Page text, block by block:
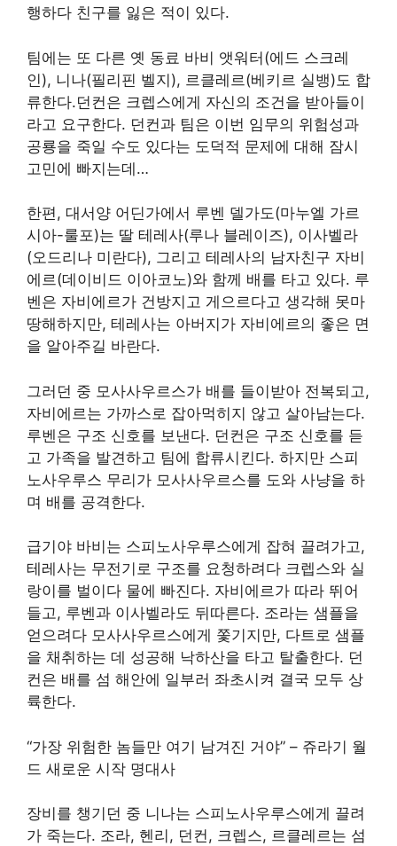
행하다 친구를 잃은 적이 있다.
팀에는 또 다른 옛 동료 바비 앳워터(에드 스크레
인), 니나(필리핀 벨지), 르클레르(베키르 실뱅)도 합
류한다.던컨은 크렙스에게 자신의 조건을 받아들이
라고 요구한다. 던컨과 팀은 이번 임무의 위험성과
공룡을 죽일 수도 있다는 도덕적 문제에 대해 잠시
고민에 빠지는데…
한편, 대서양 어딘가에서 루벤 델가도(마누엘 가르
시아-룰포)는 딸 테레사(루나 블레이즈), 이사벨라
(오드리나 미란다), 그리고 테레사의 남자친구 자비
에르(데이비드 이아코노)와 함께 배를 타고 있다. 루
벤은 자비에르가 건방지고 게으르다고 생각해 못마
땅해하지만, 테레사는 아버지가 자비에르의 좋은 면
을 알아주길 바란다.
그러던 중 모사사우르스가 배를 들이받아 전복되고,
자비에르는 가까스로 잡아먹히지 않고 살아남는다.
루벤은 구조 신호를 보낸다. 던컨은 구조 신호를 듣
고 가족을 발견하고 팀에 합류시킨다. 하지만 스피
노사우루스 무리가 모사사우르스를 도와 사냥을 하
며 배를 공격한다.
급기야 바비는 스피노사우루스에게 잡혀 끌려가고,
테레사는 무전기로 구조를 요청하려다 크렙스와 실
랑이를 벌이다 물에 빠진다. 자비에르가 따라 뛰어
들고, 루벤과 이사벨라도 뒤따른다. 조라는 샘플을
얻으려다 모사사우르스에게 쫓기지만, 다트로 샘플
을 채취하는 데 성공해 낙하산을 타고 탈출한다. 던
컨은 배를 섬 해안에 일부러 좌초시켜 결국 모두 상
륙한다.
“가장 위험한 놈들만 여기 남겨진 거야” – 쥬라기 월
드 새로운 시작 명대사
장비를 챙기던 중 니나는 스피노사우루스에게 끌려
가 죽는다. 조라, 헨리, 던컨, 크렙스, 르클레르는 섬